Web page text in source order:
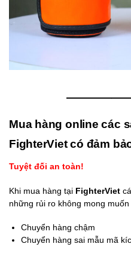
Mua hàng online các
FighterViet có đảm
Tuyệt đối an toàn!
Khi mua hàng tại FighterViet
những rủi ro không mong muốn
Chuyển hàng chậm
Chuyển hàng sai mẫu mã